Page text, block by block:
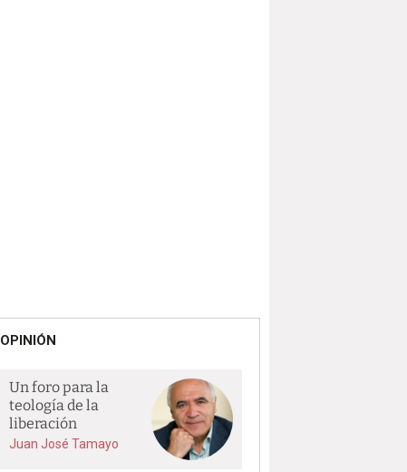
OPINIÓN
Un foro para la
teología de la
liberación
Juan José Tamayo